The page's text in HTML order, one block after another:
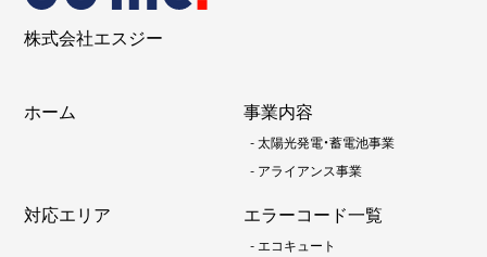
株式会社エスジー
ホーム 事業内容
-太陽光発電・蓄電池事業
- アライアンス事業
対応エリア エラーコード一覧
-エコキュート